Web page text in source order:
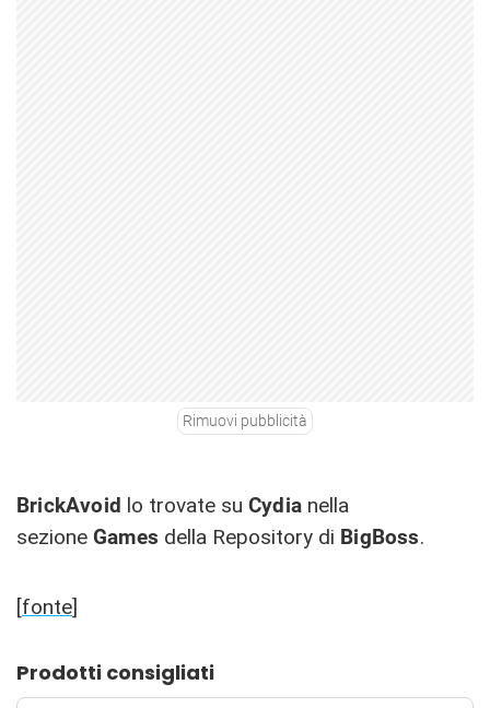
Rimuovi pubblicità
BrickAvoid lo trovate su Cydia nella
sezione Games della Repository di BigBoss.
[fonte]
Prodotti consigliati